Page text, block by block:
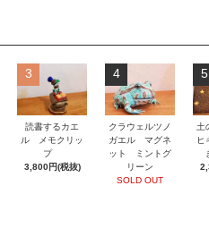
3
読書するカエ
ル メモクリッ
プ
3,800円(税抜)
4
クラウェルツノ
ガエル マグネ
ット ミントグ
リーン
SOLD OUT
5
土
ヒ